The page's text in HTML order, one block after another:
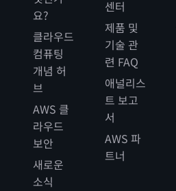
요?
클라우드
컴퓨팅
개념 허
브
AWS 클
라우드
보안
새로운
소식
센터
제품 및
기술 관
련 FAQ
애널리스
트 보고
서
AWS 파
트너